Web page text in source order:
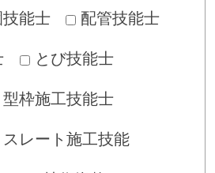
能士 配管技能士
とび技能士
枠施工技能士
レート施工技能